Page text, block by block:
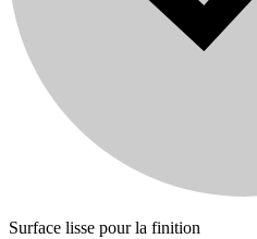
Surface lisse pour la finition